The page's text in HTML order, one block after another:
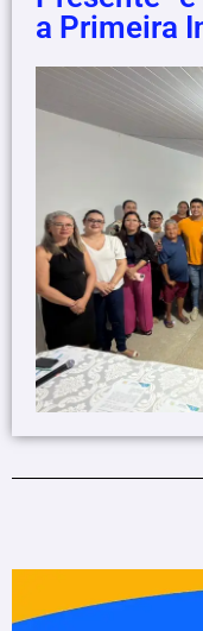
a Primeira